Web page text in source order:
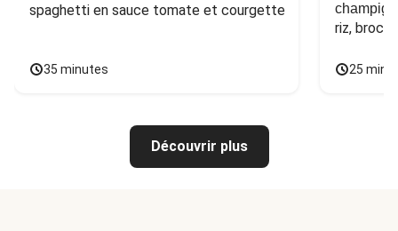
spaghetti en sauce tomate et courgette
35 minutes
riz,
25
Découvrir plus